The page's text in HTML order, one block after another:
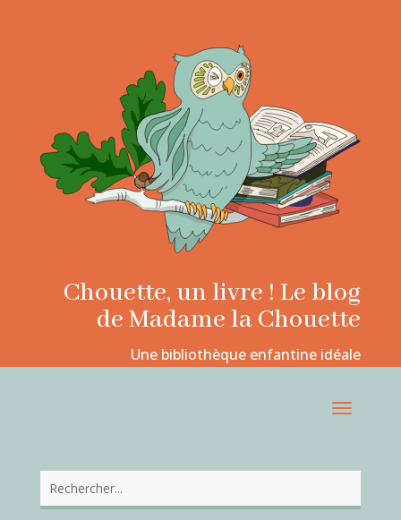
Chouette, un livre ! Le blog
de Madame la Chouette
Une bibliothèque enfantine idéale